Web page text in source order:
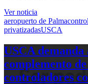
Ver noticia
aeropuerto de Palma
privatizadasUSCA
USCA
complemento
controladores